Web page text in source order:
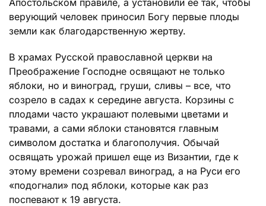
верующий человек приносил Богу первые плоды
земли как благодарственную жертву.
В храмах Русской православной церкви на
Преображение Господне освящают не только
яблоки, но и виноград, груши, сливы – все, что
созрело в садах к середине августа. Корзины с
плодами часто украшают полевыми цветами и
травами, а сами яблоки становятся главным
символом достатка и благополучия. Обычай
освящать урожай пришел еще из Византии, где к
этому времени созревал виноград, а на Руси его
«подогнали» под яблоки, которые как раз
поспевают к 19 августа.